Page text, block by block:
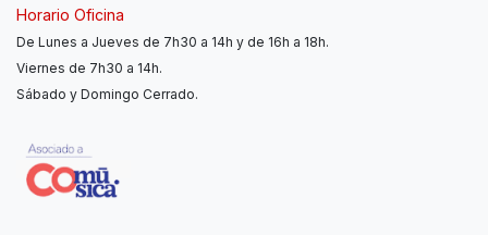
Horario Oficina
De Lunes a Jueves de 7h30 a 14h y de 16h a 18h.
Viernes de 7h30 a 14h.
Sábado y Domingo Cerrado.